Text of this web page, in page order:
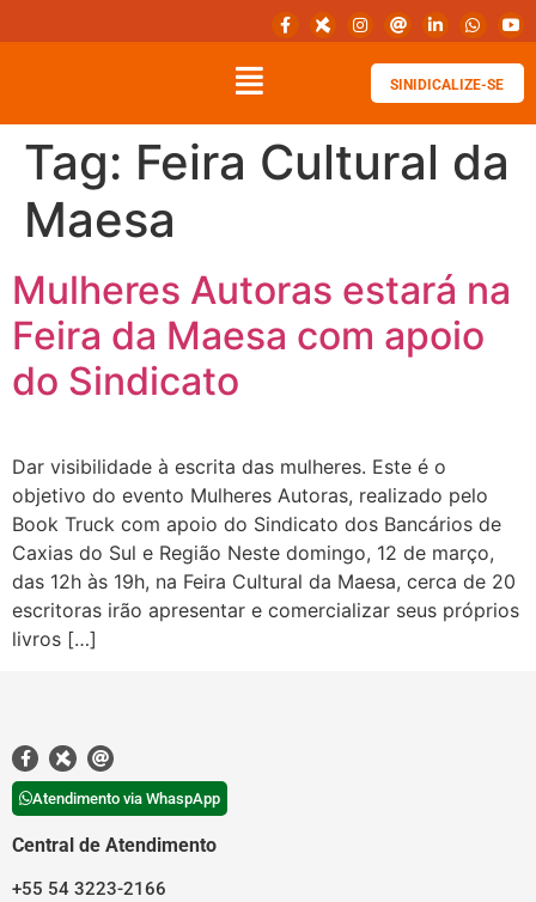
SINIDICALIZE-SE
Tag: Feira Cultural da
Maesa
Mulheres Autoras estará na
Feira da Maesa com apoio
do Sindicato
Dar visibilidade à escrita das mulheres. Este é o
objetivo do evento Mulheres Autoras, realizado pelo
Book Truck com apoio do Sindicato dos Bancários de
Caxias do Sul e Região Neste domingo, 12 de março,
das 12h às 19h, na Feira Cultural da Maesa, cerca de 20
escritoras irão apresentar e comercializar seus próprios
livros […]
Atendimento via WhaspApp
Central de Atendimento
+55 54 3223-2166